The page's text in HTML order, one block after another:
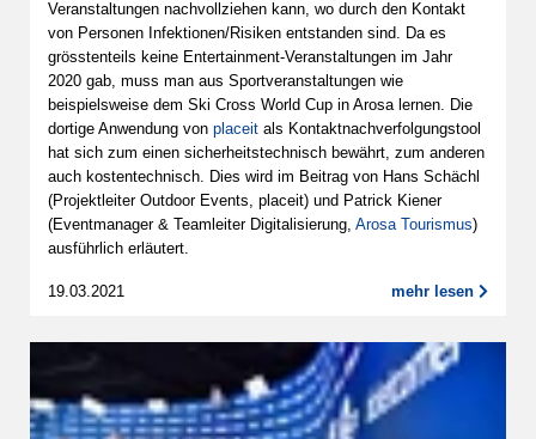
Veranstaltungen nachvollziehen kann, wo durch den Kontakt
von Personen Infektionen/Risiken entstanden sind. Da es
grösstenteils keine Entertainment-Veranstaltungen im Jahr
2020 gab, muss man aus Sportveranstaltungen wie
beispielsweise dem Ski Cross World Cup in Arosa lernen. Die
dortige Anwendung von placeit als Kontaktnachverfolgungstool
hat sich zum einen sicherheitstechnisch bewährt, zum anderen
auch kostentechnisch. Dies wird im Beitrag von Hans Schächl
(Projektleiter Outdoor Events, placeit) und Patrick Kiener
(Eventmanager & Teamleiter Digitalisierung, Arosa Tourismus)
ausführlich erläutert.
19.03.2021 mehr lesen